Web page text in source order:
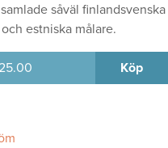
såväl finlandsvenska
estniska målare.
25.00 Köp